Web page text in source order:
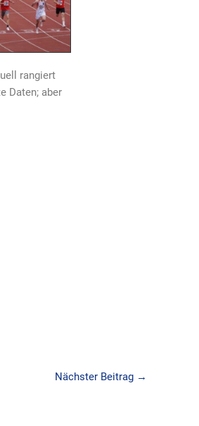
rangiert
Daten; aber
Nächster Beitrag →